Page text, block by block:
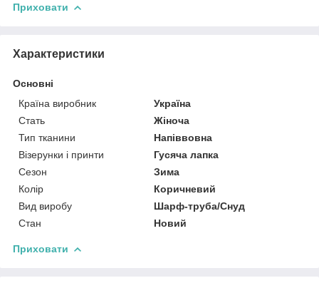
Приховати
Характеристики
Основні
Країна виробник
Україна
Стать
Жіноча
Тип тканини
Напіввовна
Візерунки і принти
Гусяча лапка
Сезон
Зима
Колір
Коричневий
Вид виробу
Шарф-труба/Снуд
Стан
Новий
Приховати